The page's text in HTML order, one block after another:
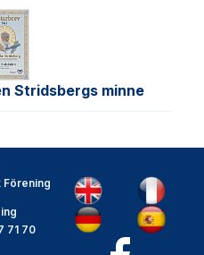
Stridsbergs minne
Förening
71 70